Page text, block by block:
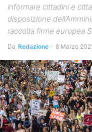
informare cittadini e
disposizione
raccolta firme europea
Da Redazione - 8 Marzo